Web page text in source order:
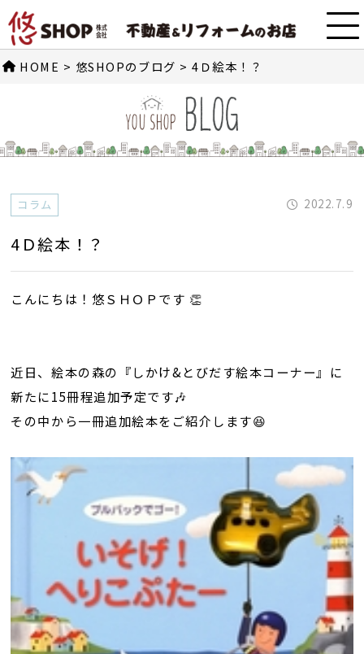
HOME > 悠SHOPのブログ >4Ｄ絵本！？
コラム 2022.7.9
4Ｄ絵本！？
こんにちは！悠ＳＨＯＰです 👏
近日、絵本の森の『しかけ&とびだす絵本コーナー』に
新たに15冊程追加予定です🎶
その中から一冊追加絵本をご紹介します😆